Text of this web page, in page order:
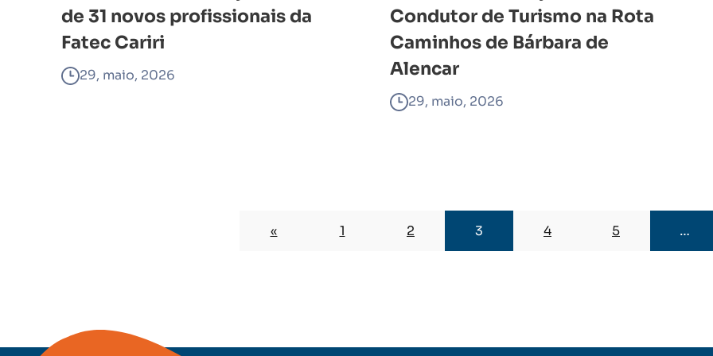
de 31 novos profissionais da
Fatec Cariri
29, maio, 2026
Condutor de Turismo na Rota
Caminhos de Bárbara de
Alencar
29, maio, 2026
« 1 2 3 4 5 …